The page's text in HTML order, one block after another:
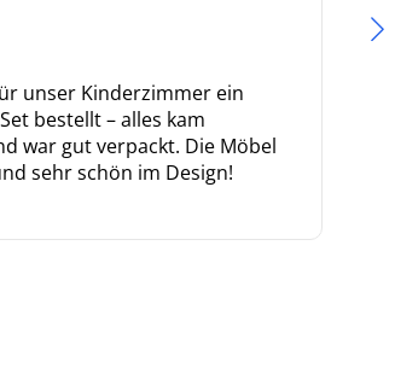
unser Kinderzimmer ein
bestellt – alles kam
war gut verpackt. Die Möbel
sehr schön im Design!